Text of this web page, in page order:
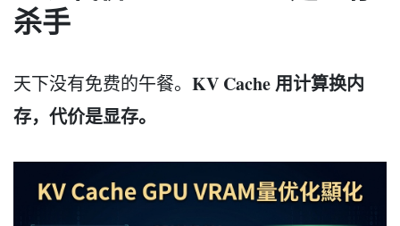
杀手
天下没有免费的午餐。 KV Cache 用计算换内
存，代价是显存。